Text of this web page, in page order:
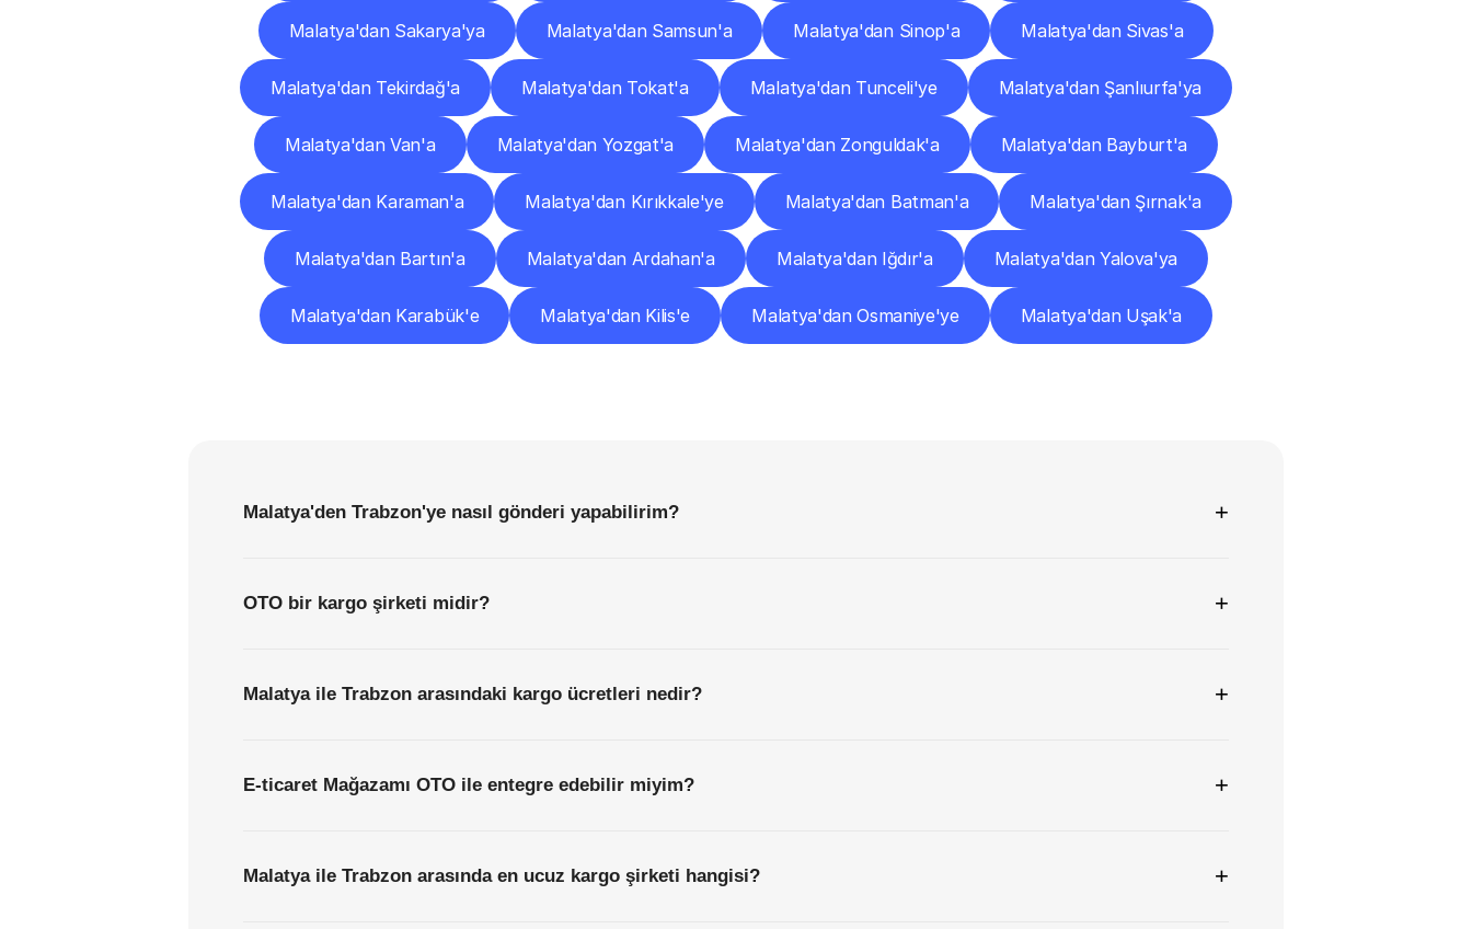
Malatya'dan Sakarya'ya Malatya'dan Samsun'a Malatya'dan Sinop'a Malatya'dan Sivas'a
Malatya'dan Tekirdağ'a Malatya'dan Tokat'a Malatya'dan Tunceli'ye Malatya'dan Şanlıurfa'ya
Malatya'dan Van'a Malatya'dan Yozgat'a Malatya'dan Zonguldak'a Malatya'dan Bayburt'a
Malatya'dan Karaman'a Malatya'dan Kırıkkale'ye Malatya'dan Batman'a Malatya'dan Şırnak'a
Malatya'dan Bartın'a Malatya'dan Ardahan'a Malatya'dan Iğdır'a Malatya'dan Yalova'ya
Malatya'dan Karabük'e Malatya'dan Kilis'e Malatya'dan Osmaniye'ye Malatya'dan Uşak'a
Malatya'den Trabzon'ye nasıl gönderi yapabilirim? +
OTO bir kargo şirketi midir? +
Malatya ile Trabzon arasındaki kargo ücretleri nedir? +
E-ticaret Mağazamı OTO ile entegre edebilir miyim? +
Malatya ile Trabzon arasında en ucuz kargo şirketi hangisi? +